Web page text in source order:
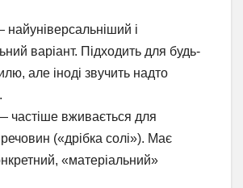
найуніверсальніший і
варіант. Підходить для будь-
але іноді звучить надто
частіше вживається для
(«дрібка солі»). Має
«матеріальний»